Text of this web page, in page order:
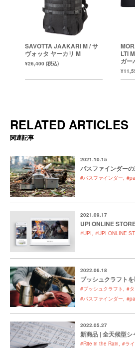
SAVOTTA JAAKARI M / サ
ヴォッタ ヤーカリ M
¥26,400 (税込)
LTI
ガー
RELATED ARTICLES
関連記事
2021.10.15
パスファインダー
#パスファインダー
2021.09.17
UPI ONLINE
#UPI #UPI ONLINE
2022.06.18
ブッシュクラフト
#ブッシュクラフト #
#パスファインダー
2022.05.27
新商品 | 全天候型シ
#Rite in the Rain #ラ